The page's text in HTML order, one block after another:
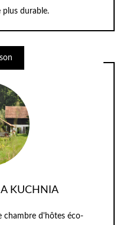
plus durable.
KUCHNIA
chambre d'hôtes éco-